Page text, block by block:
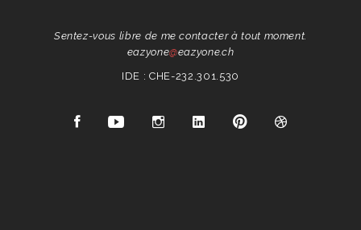
Sentez-vous libre de me contacter à tout moment.
eazyone@eazyone.ch
IDE : CHE-232.301.530